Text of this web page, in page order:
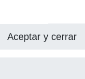
Aceptar y cerrar